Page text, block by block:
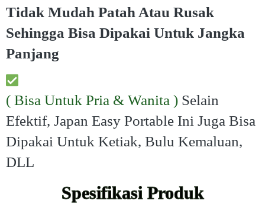
Tidak Mudah Patah Atau Rusak
Sehingga Bisa Dipakai Untuk Jangka
Panjang
( Bisa Untuk Pria & Wanita ) Selain
Efektif, Japan Easy Portable Ini Juga Bisa
Dipakai Untuk Ketiak, Bulu Kemaluan,
DLL
Spesifikasi Produk